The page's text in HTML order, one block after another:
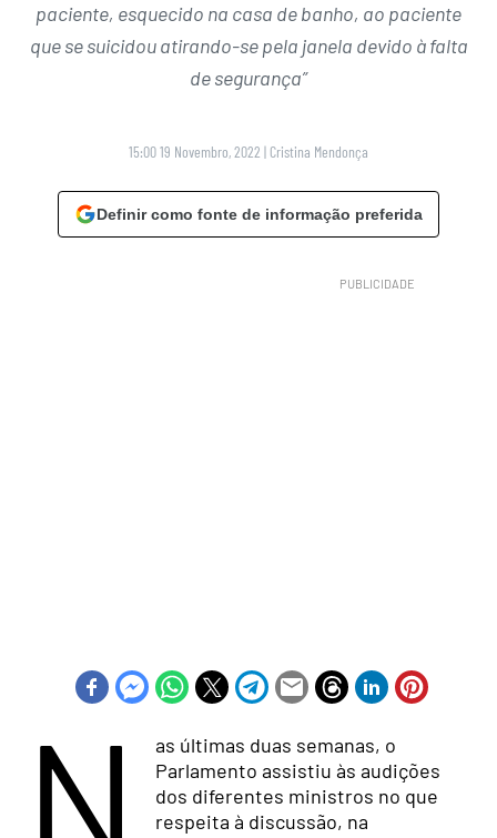
paciente, esquecido na casa de banho, ao paciente
que se suicidou atirando-se pela janela devido à falta
de segurança”
15:00 19 Novembro, 2022 | Cristina Mendonça
Definir como fonte de informação preferida
N
as últimas duas semanas, o
Parlamento assistiu às audições
dos diferentes ministros no que
respeita à discussão, na